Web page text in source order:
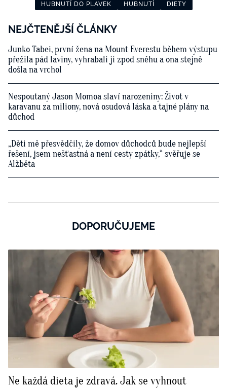
HUBNUTÍ DO PLAVEK HUBNUTÍ DIETY
NEJČTENĚJŠÍ ČLÁNKY
Junko Tabei, první žena na Mount Everestu během výstupu
přežila pád laviny, vyhrabali ji zpod sněhu a ona stejně
došla na vrchol
Nespoutaný Jason Momoa slaví narozeniny: Život v
karavanu za miliony, nová osudová láska a tajné plány na
důchod
„Děti mě přesvědčily, že domov důchodců bude nejlepší
řešení, jsem nešťastná a není cesty zpátky,“ svěřuje se
Alžběta
DOPORUČUJEME
Ne každá dieta je zdravá. Jak se vyhnout